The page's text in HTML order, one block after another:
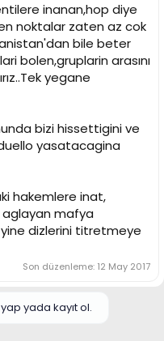
inanan,hop diye
noktalar zaten az cok
bile beter
bolen,gruplarin arasını
yegane
bizi hissettigini ve
yasatacagina
hakemlere inat,
aglayan mafya
dizlerini titretmeye
Son düzenleme: 12 May 2017
yada kayıt ol.